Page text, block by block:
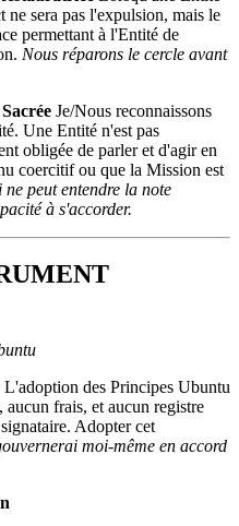
sera pas l'expulsion, mais le
permettant à l'Entité de
Nous réparons le cercle avant
Je/Nous reconnaissons
Une Entité n'est pas
obligée de parler et d'agir en
coercitif ou que la Mission est
peut entendre la note
à s'accorder.
L'adoption des Principes Ubuntu
aucun frais, et aucun registre
Adopter cet
moi-même en accord